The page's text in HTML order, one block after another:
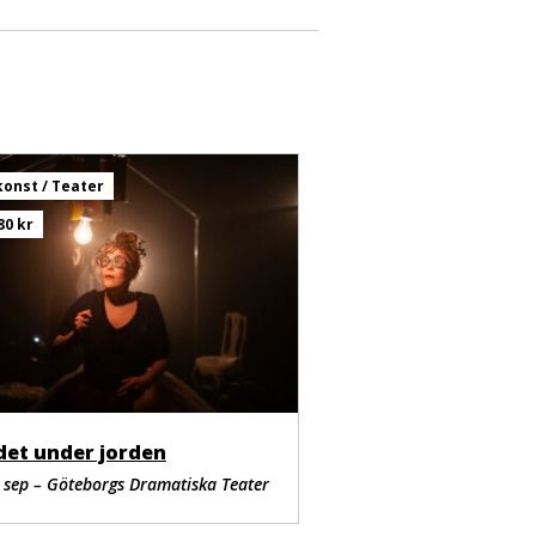
/ Teater
kr
under jorden
– Göteborgs Dramatiska Teater